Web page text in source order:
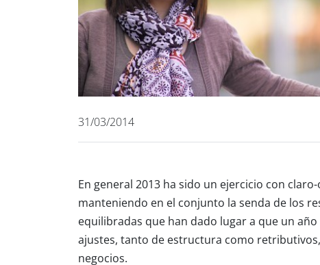
31/03/2014
En general 2013 ha sido un ejercicio con
manteniendo en el conjunto la senda de los
equilibradas que han dado lugar a que un
ajustes, tanto de estructura como
negocios.